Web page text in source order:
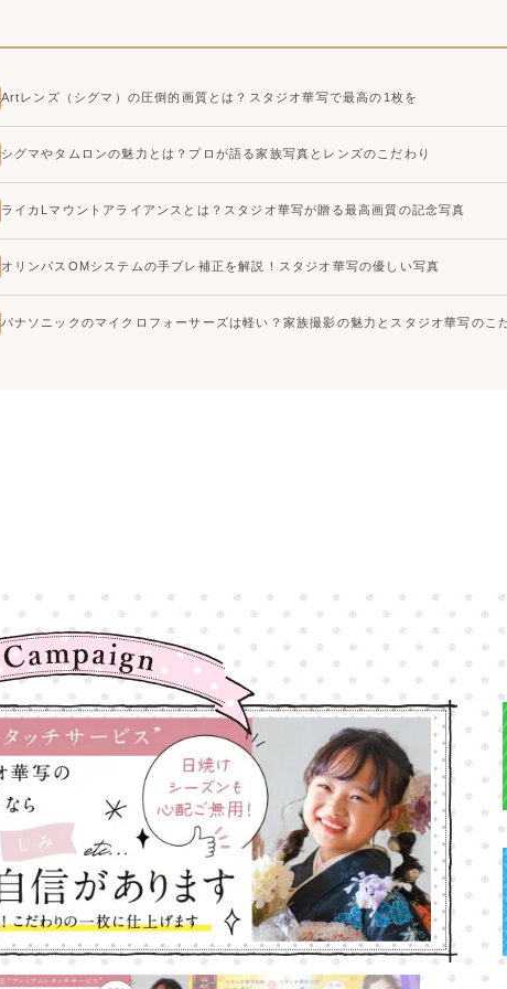
Artレンズ（シグマ）の圧倒的画質とは？スタジオ華写で最高の1枚を
シグマやタムロンの魅力とは？プロが語る家族写真とレンズのこだわり
ライカLマウントアライアンスとは？スタジオ華写が贈る最高画質の記念写真
オリンパスOMシステムの手ブレ補正を解説！スタジオ華写の優しい写真
パナソニックのマイクロフォーサーズは軽い？家族撮影の魅力とスタジオ華写のこ